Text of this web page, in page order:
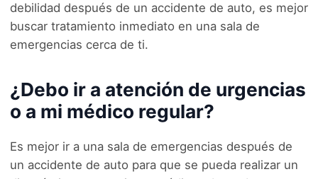
debilidad después de un accidente de auto, es mejor
buscar tratamiento inmediato en una sala de
emergencias cerca de ti.
¿Debo ir a atención de urgencias
o a mi médico regular?
Es mejor ir a una sala de emergencias después de
un accidente de auto para que se pueda realizar un